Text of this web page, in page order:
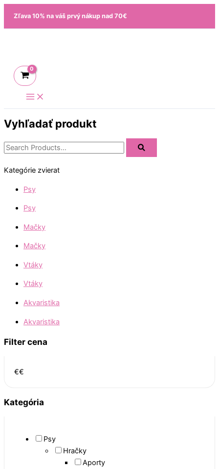
Preskočiť
obsah
Zľava 10% na váš prvý nákup nad 70€
Vyhľadať produkt
Kategórie zvierat
Psy
Psy
Mačky
Mačky
Vtáky
Vtáky
Akvaristika
Akvaristika
Filter cena
€€
Kategória
Psy
Hračky
Aporty
Zoradené
podľa
popularity